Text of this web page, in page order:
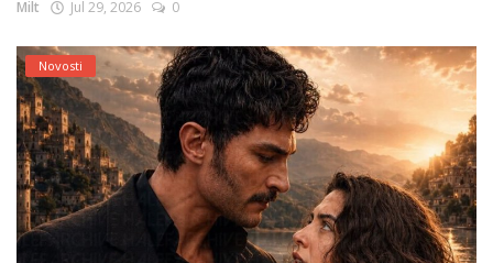
Milt Jul 29, 2026 0
Novosti